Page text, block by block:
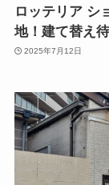
ロッテリア シ
地！建て替え
2025年7月12日